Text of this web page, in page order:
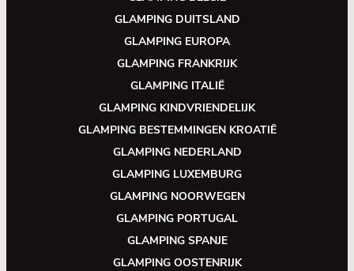
GLAMPING DUITSLAND
GLAMPING EUROPA
GLAMPING FRANKRIJK
GLAMPING ITALIË
GLAMPING KINDVRIENDELIJK
GLAMPING BESTEMMINGEN KROATIË
GLAMPING NEDERLAND
GLAMPING LUXEMBURG
GLAMPING NOORWEGEN
GLAMPING PORTUGAL
GLAMPING SPANJE
GLAMPING OOSTENRIJK